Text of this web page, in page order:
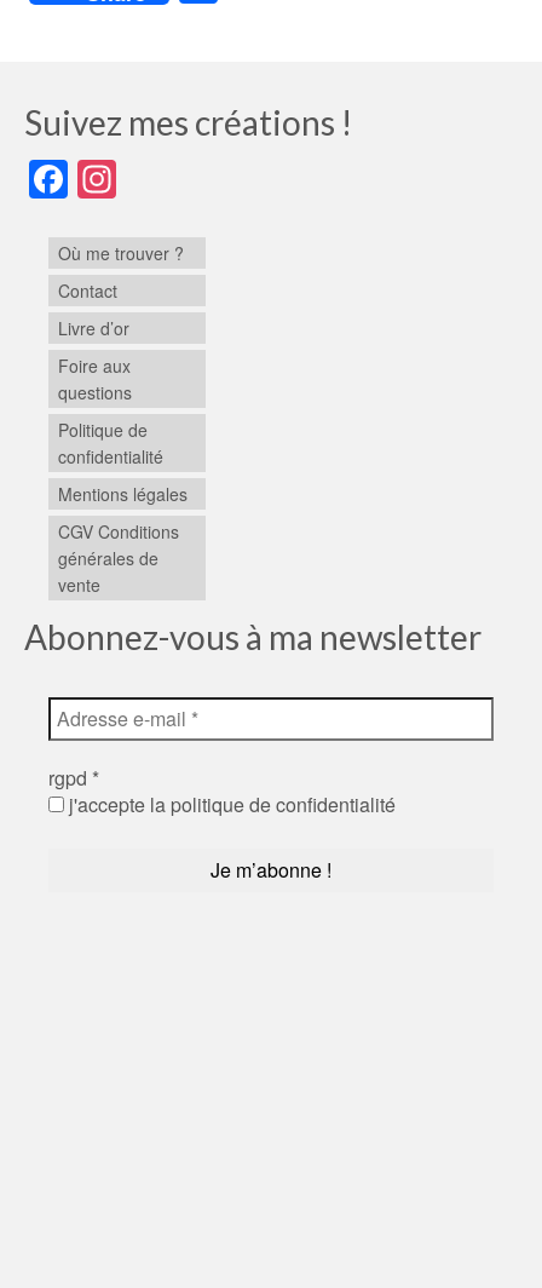
Suivez mes créations !
Facebook
Où me trouver ?
Contact
Livre d’or
Foire aux
questions
Politique de
confidentialité
Mentions légales
CGV Conditions
générales de
vente
Abonnez-vous à ma newsletter
rgpd *
j'accepte la politique de confidentialité